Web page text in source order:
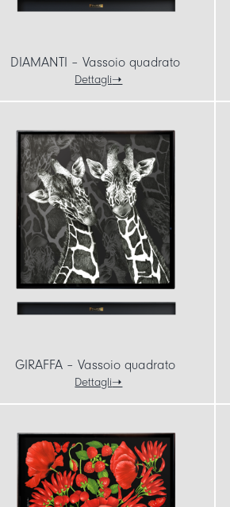
DIAMANTI – Vassoio quadrato
Dettagli
GIRAFFA – Vassoio quadrato
Dettagli